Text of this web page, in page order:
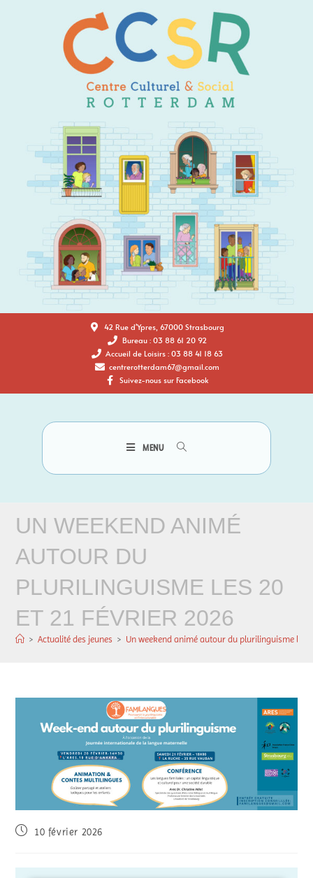
42 Rue d'Ypres, 67000 Strasbourg
Bureau : 03 88 61 20 92
Accueil de Loisirs : 03 88 41 18 63
centrerotterdam67@gmail.com
Suivez-nous sur Facebook
MENU
UN WEEKEND ANIMÉ
AUTOUR DU
PLURILINGUISME LES 20
ET 21 FÉVRIER 2026
> Actualité des jeunes > Un weekend animé autour du plurilinguisme les
10 février 2026